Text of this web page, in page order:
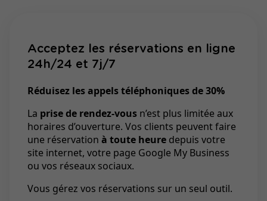
Acceptez les réservations en ligne
24h/24 et 7j/7
Réduisez les appels téléphoniques de 30%
La prise de rendez-vous n’est plus limitée aux
horaires d’ouverture. Vos clients peuvent faire
une réservation à toute heure depuis votre
site internet, votre page Google My Business
ou vos réseaux sociaux.
Vous gérez vos réservations sur un seul outil.